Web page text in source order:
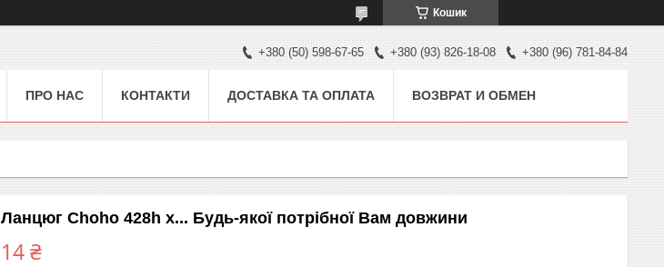
Кошик
+380 (50) 598-67-65 +380 (93) 826-18-08 +380 (96) 781-84-84
ПРО НАС КОНТАКТИ ДОСТАВКА ТА ОПЛАТА ВОЗВРАТ И ОБМЕН
Ланцюг Choho 428h x... Будь-якої потрібної Вам довжини
14 ₴